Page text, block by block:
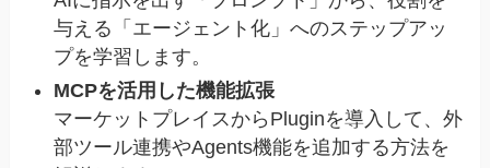
与える「エージェント化」へのステップアッ
プを学習します。
MCPを活用した機能拡張
マーケットプレイスからPluginを導入して、外
部ツール連携やAgents機能を追加する方法を